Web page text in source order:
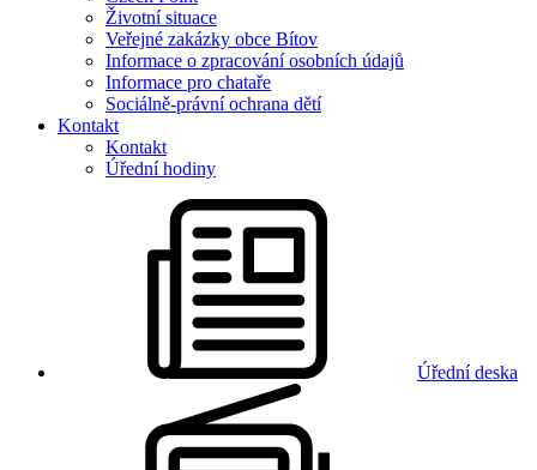
Životní situace
Veřejné zakázky obce Bítov
Informace o zpracování osobních údajů
Informace pro chataře
Sociálně-právní ochrana dětí
Kontakt
Kontakt
Úřední hodiny
Úřední deska